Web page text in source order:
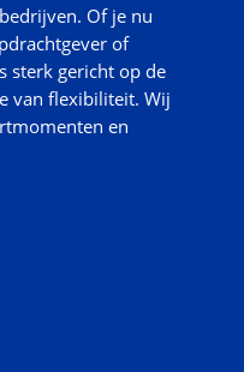
Of je nu
of
sterk gericht op de
van flexibiliteit. Wij
en